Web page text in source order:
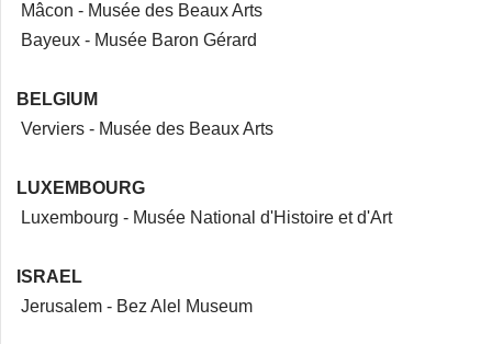
Mâcon - Musée des Beaux Arts
Bayeux - Musée Baron Gérard
BELGIUM
Verviers - Musée des Beaux Arts
LUXEMBOURG
Luxembourg - Musée National d'Histoire et d'Art
ISRAEL
Jerusalem - Bez Alel Museum